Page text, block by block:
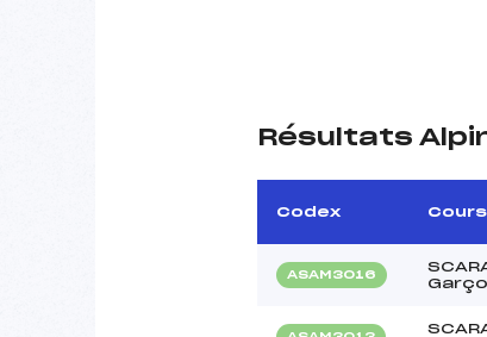
Résultats
Codex
ASAM3016